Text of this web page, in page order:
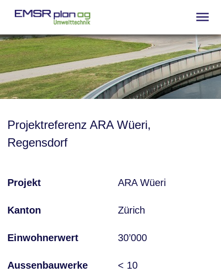
Projektreferenz ARA Wüeri,
Regensdorf
Projekt ARA Wüeri
Kanton Zürich
Einwohnerwert 30’000
Aussenbauwerke < 10